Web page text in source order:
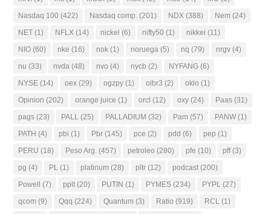
Nasdaq 100 (422) Nasdaq comp. (201) NDX (388) Nem (24)
NET (1) NFLX (14) nickel (6) nifty50 (1) nikkei (11)
NIO (60) nke (16) nok (1) noruega (5) nq (79) nrgv (4)
nu (33) nvda (48) nvo (4) nycb (2) NYFANG (6)
NYSE (14) oex (29) ogzpy (1) oibr3 (2) oklo (1)
Opinion (202) orange juice (1) orcl (12) oxy (24) Paas (31)
pags (23) PALL (25) PALLADIUM (32) Pam (57) PANW (1)
PATH (4) pbi (1) Pbr (145) pce (2) pdd (6) pep (1)
PERU (18) Peso Arg. (457) petroleo (280) pfe (10) pff(3)
pg (4) PL (1) platinum (28) pltr (12) podcast (200)
Powell (7) pplt (20) PUTIN (1) PYMES (234) PYPL (27)
qcom (9) Qqq (224) Quantum (3) Ratio (919) RCL (1)